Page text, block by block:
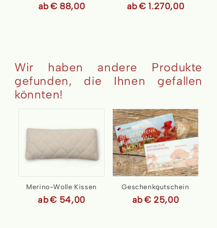
Ganzjahreskombi, bio
ab€ 88,00 ab€ 1.270,00
Wir haben andere Produkte
gefunden, die Ihnen gefallen
könnten!
Merino-Wolle Kissen
ab€ 54,00
Geschenkgutschein
ab€ 25,00